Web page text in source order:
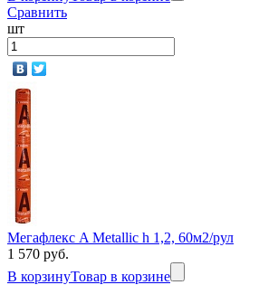
Сравнить
шт
Мегафлекс A Metallic h 1,2, 60м2/рул
1 570 руб.
В корзинуТовар в корзине